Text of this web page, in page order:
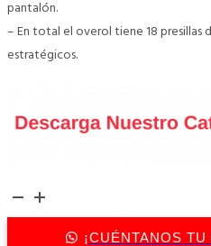
pantalón.
– En total el overol tiene 18 presillas
estratégicos.
Overol
Industrial
¡CUÉNTANOS